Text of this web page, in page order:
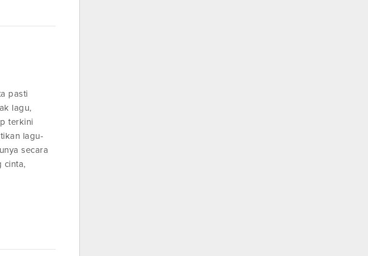
pasti
lagu,
terkini
lagu-
secara
cinta,